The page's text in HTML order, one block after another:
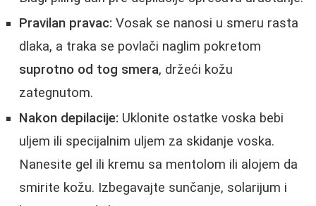
Pravilan pravac: Vosak se nanosi u smeru rasta
dlaka, a traka se povlači naglim pokretom
suprotno od tog smera, držeći kožu
zategnutom.
Nakon depilacije: Uklonite ostatke voska bebi
uljem ili specijalnim uljem za skidanje voska.
Nanesite gel ili kremu sa mentolom ili alojem da
smirite kožu. Izbegavajte sunčanje, solarijum i